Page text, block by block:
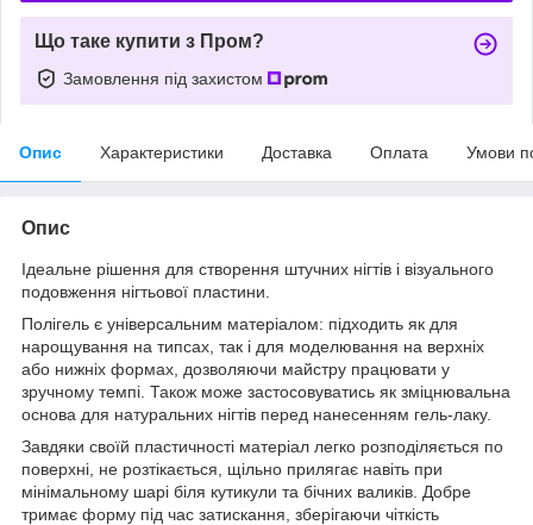
Що таке купити з Пром?
Замовлення під захистом
Опис Характеристики Доставка Оплата Умови
Опис
Ідеальне рішення для створення штучних нігтів і візуального
подовження нігтьової пластини.
Полігель є універсальним матеріалом: підходить як для
нарощування на типсах, так і для моделювання на верхніх
або нижніх формах, дозволяючи майстру працювати у
зручному темпі. Також може застосовуватись як зміцнювальна
основа для натуральних нігтів перед нанесенням гель-лаку.
Завдяки своїй пластичності матеріал легко розподіляється по
поверхні, не розтікається, щільно прилягає навіть при
мінімальному шарі біля кутикули та бічних валиків. Добре
тримає форму під час затискання, зберігаючи чіткість